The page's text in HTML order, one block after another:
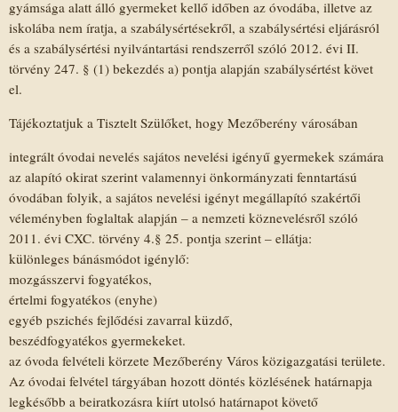
gyámsága alatt álló gyermeket kellő időben az óvodába, illetve az
iskolába nem íratja, a szabálysértésekről, a szabálysértési eljárásról
és a szabálysértési nyilvántartási rendszerről szóló 2012. évi II.
törvény 247. § (1) bekezdés a) pontja alapján szabálysértést követ
el.
Tájékoztatjuk a Tisztelt Szülőket, hogy Mezőberény városában
integrált óvodai nevelés sajátos nevelési igényű gyermekek számára
az alapító okirat szerint valamennyi önkormányzati fenntartású
óvodában folyik, a sajátos nevelési igényt megállapító szakértői
véleményben foglaltak alapján – a nemzeti köznevelésről szóló
2011. évi CXC. törvény 4.§ 25. pontja szerint – ellátja:
különleges bánásmódot igénylő:
mozgásszervi fogyatékos,
értelmi fogyatékos (enyhe)
egyéb pszichés fejlődési zavarral küzdő,
beszédfogyatékos gyermekeket.
az óvoda felvételi körzete Mezőberény Város közigazgatási területe.
Az óvodai felvétel tárgyában hozott döntés közlésének határnapja
legkésőbb a beiratkozásra kiírt utolsó határnapot követő